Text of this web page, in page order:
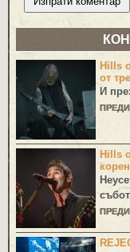
Hills
от
И
Hills